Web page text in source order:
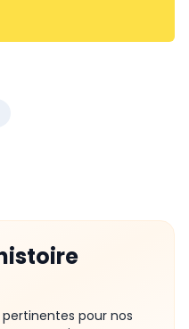
pour nos